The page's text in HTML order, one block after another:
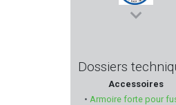
TPM
FREYR & DEVIK
Dossiers
Accessoires
• Armoire forte pour